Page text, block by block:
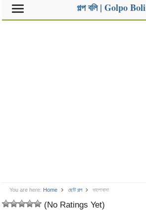
গল্প বলি | Golpo Boli
You are here: Home ছোট গল্প ভালোবাসা
(No Ratings Yet)